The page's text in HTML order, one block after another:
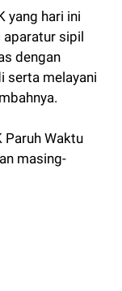
yang hari ini
aparatur sipil
dengan
serta melayani
Paruh Waktu
masing-